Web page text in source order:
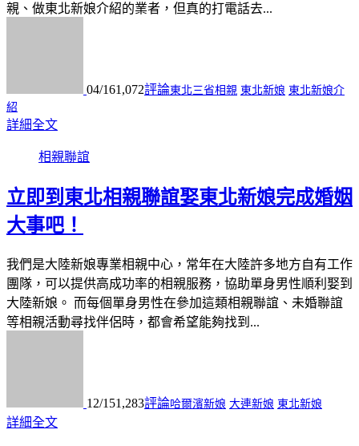
親、做東北新娘介紹的業者，但真的打電話去...
04/161,072評論東北三省相親 東北新娘 東北新娘介
紹
詳細全文
相親聯誼
立即到東北相親聯誼娶東北新娘完成婚姻
大事吧！
我們是大陸新娘專業相親中心，常年在大陸許多地方自有工作
團隊，可以提供高成功率的相親服務，協助單身男性順利娶到
大陸新娘。 而每個單身男性在參加這類相親聯誼、未婚聯誼
等相親活動尋找伴侶時，都會希望能夠找到...
12/151,283評論哈爾濱新娘 大連新娘 東北新娘
詳細全文